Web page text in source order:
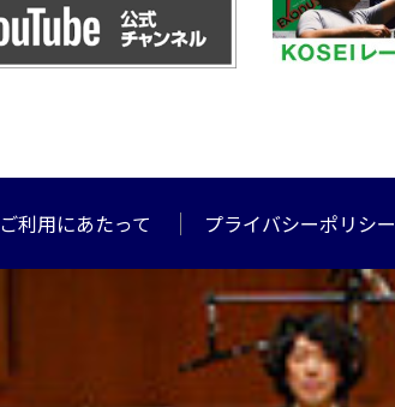
ご利用にあたって プライバシーポリシー